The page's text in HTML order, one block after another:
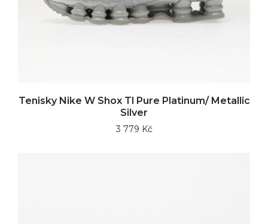
Tenisky Nike W Shox Tl Pure Platinum/ Metallic
Silver
3 779 Kč